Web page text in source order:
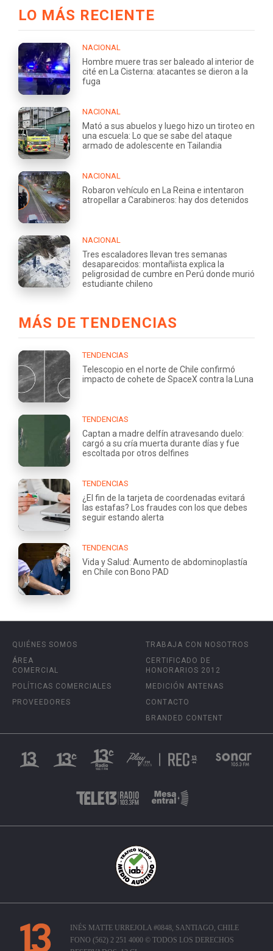
LO MÁS RECIENTE
NACIONAL
Hombre muere tras ser baleado al interior de
cité en La Cisterna: atacantes se dieron a la
fuga
NACIONAL
Mató a sus abuelos y luego hizo un tiroteo en
una escuela: Lo que se sabe del ataque
armado de adolescente en Tailandia
NACIONAL
Robaron vehículo en La Reina e intentaron
atropellar a Carabineros: hay dos detenidos
NACIONAL
Tres escaladores llevan tres semanas
desaparecidos: montañista explica la
peligrosidad de cumbre en Perú donde murió
estudiante chileno
MÁS DE TENDENCIAS
TENDENCIAS
Telescopio en el norte de Chile confirmó
impacto de cohete de SpaceX contra la Luna
TENDENCIAS
Captan a madre delfín atravesando duelo:
cargó a su cría muerta durante días y fue
escoltada por otros delfines
TENDENCIAS
¿El fin de la tarjeta de coordenadas evitará
las estafas? Los fraudes con los que debes
seguir estando alerta
TENDENCIAS
Vida y Salud: Aumento de abdominoplastía
en Chile con Bono PAD
QUIÉNES SOMOS
ÁREA
COMERCIAL
POLÍTICAS COMERCIALES
PROVEEDORES
TRABAJA CON NOSOTROS
CERTIFICADO DE
HONORARIOS 2012
MEDICIÓN ANTENAS
CONTACTO
BRANDED CONTENT
INÉS MATTE URREJOLA #0848, SANTIAGO, CHILE
FONO (562) 2 251 4000 © TODOS LOS DERECHOS